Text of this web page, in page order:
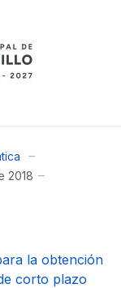
2018
la obtención
corto plazo